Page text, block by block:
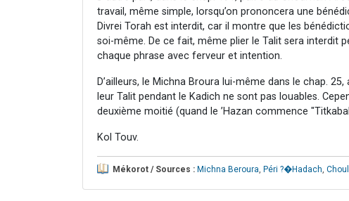
travail, même simple, lorsqu’on prononcera une
Divrei Torah est interdit, car il montre que les
soi-même. De ce fait, même plier le Talit sera interdit
chaque phrase avec ferveur et intention.
D’ailleurs, le Michna Broura lui-même dans le chap.
leur Talit pendant le Kadich ne sont pas louables.
deuxième moitié (quand le ’Hazan commence
Kol Touv.
Mékorot / Sources : Michna Beroura Péri ?�Hadach